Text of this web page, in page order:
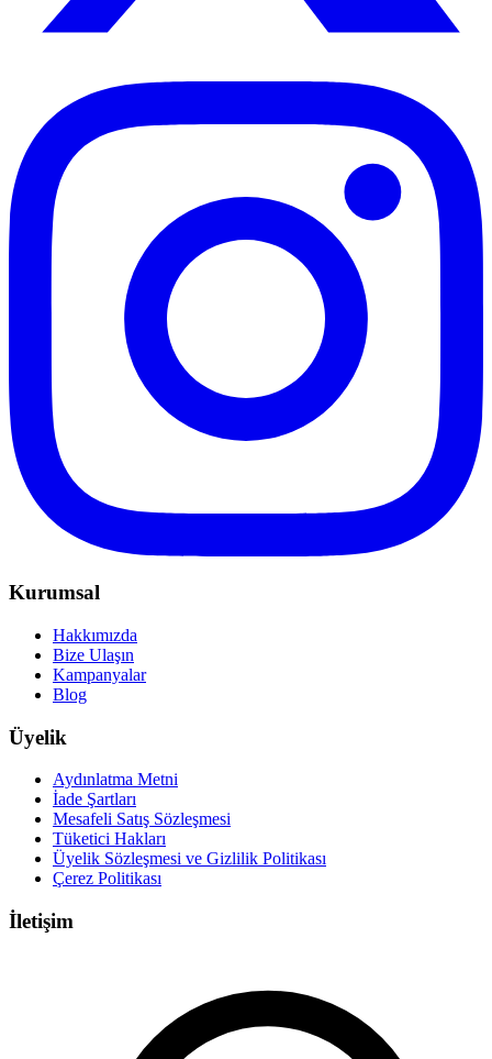
Kurumsal
Hakkımızda
Bize Ulaşın
Kampanyalar
Blog
Üyelik
Aydınlatma Metni
İade Şartları
Mesafeli Satış Sözleşmesi
Tüketici Hakları
Üyelik Sözleşmesi ve Gizlilik Politikası
Çerez Politikası
İletişim